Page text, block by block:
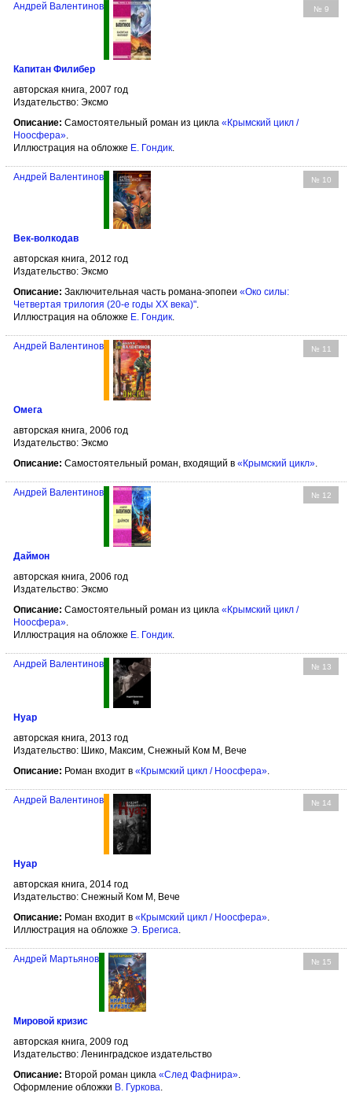
№ 9
Андрей Валентинов
Капитан Филибер
авторская книга, 2007 год
Издательство: Эксмо
Описание: Самостоятельный роман из цикла «Крымский цикл /
Ноосфера»
Иллюстрация на обложке Е. Гондик
№ 10
Андрей Валентинов
Век-волкодав
авторская книга, 2012 год
Издательство: Эксмо
Описание: Заключительная часть романа-эпопеи «Око силы:
Четвертая трилогия (20-е годы XX века)".
Иллюстрация на обложке Е. Гондик.
№ 11
Андрей Валентинов
Омега
авторская книга, 2006 год
Издательство: Эксмо
Описание: Самостоятельный роман, входящий в «Крымский цикл»
№ 12
Андрей Валентинов
Даймон
авторская книга, 2006 год
Издательство: Эксмо
Описание: Самостоятельный роман из цикла «Крымский цикл /
Ноосфера».
Иллюстрация на обложке Е. Гондик.
№ 13
Андрей Валентинов
Нуар
авторская книга, 2013 год
Издательство: Шико, Максим, Снежный Ком М, Вече
Описание: Роман входит в «Крымский цикл / Ноосфера»
№ 14
Андрей Валентинов
Нуар
авторская книга, 2014 год
Издательство: Снежный Ком М, Вече
Описание: Роман входит в «Крымский цикл / Ноосфера».
Иллюстрация на обложке Э. Брегиса.
№ 15
Андрей Мартьянов
Мировой кризис
авторская книга, 2009 год
Издательство: Ленинградское издательство
Описание: Второй роман цикла «След Фафнира».
Оформление обложки В. Гуркова.